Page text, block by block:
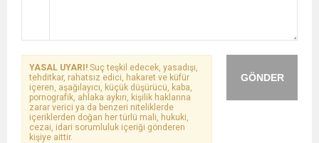
GÖNDER
YASAL UYARI! Suç teşkil edecek, yasadışı,
tehditkar, rahatsız edici, hakaret ve küfür
içeren, aşağılayıcı, küçük düşürücü, kaba,
pornografik, ahlaka aykırı, kişilik haklarına
zarar verici ya da benzeri niteliklerde
içeriklerden doğan her türlü mali, hukuki,
cezai, idari sorumluluk içeriği gönderen
kişiye aittir.